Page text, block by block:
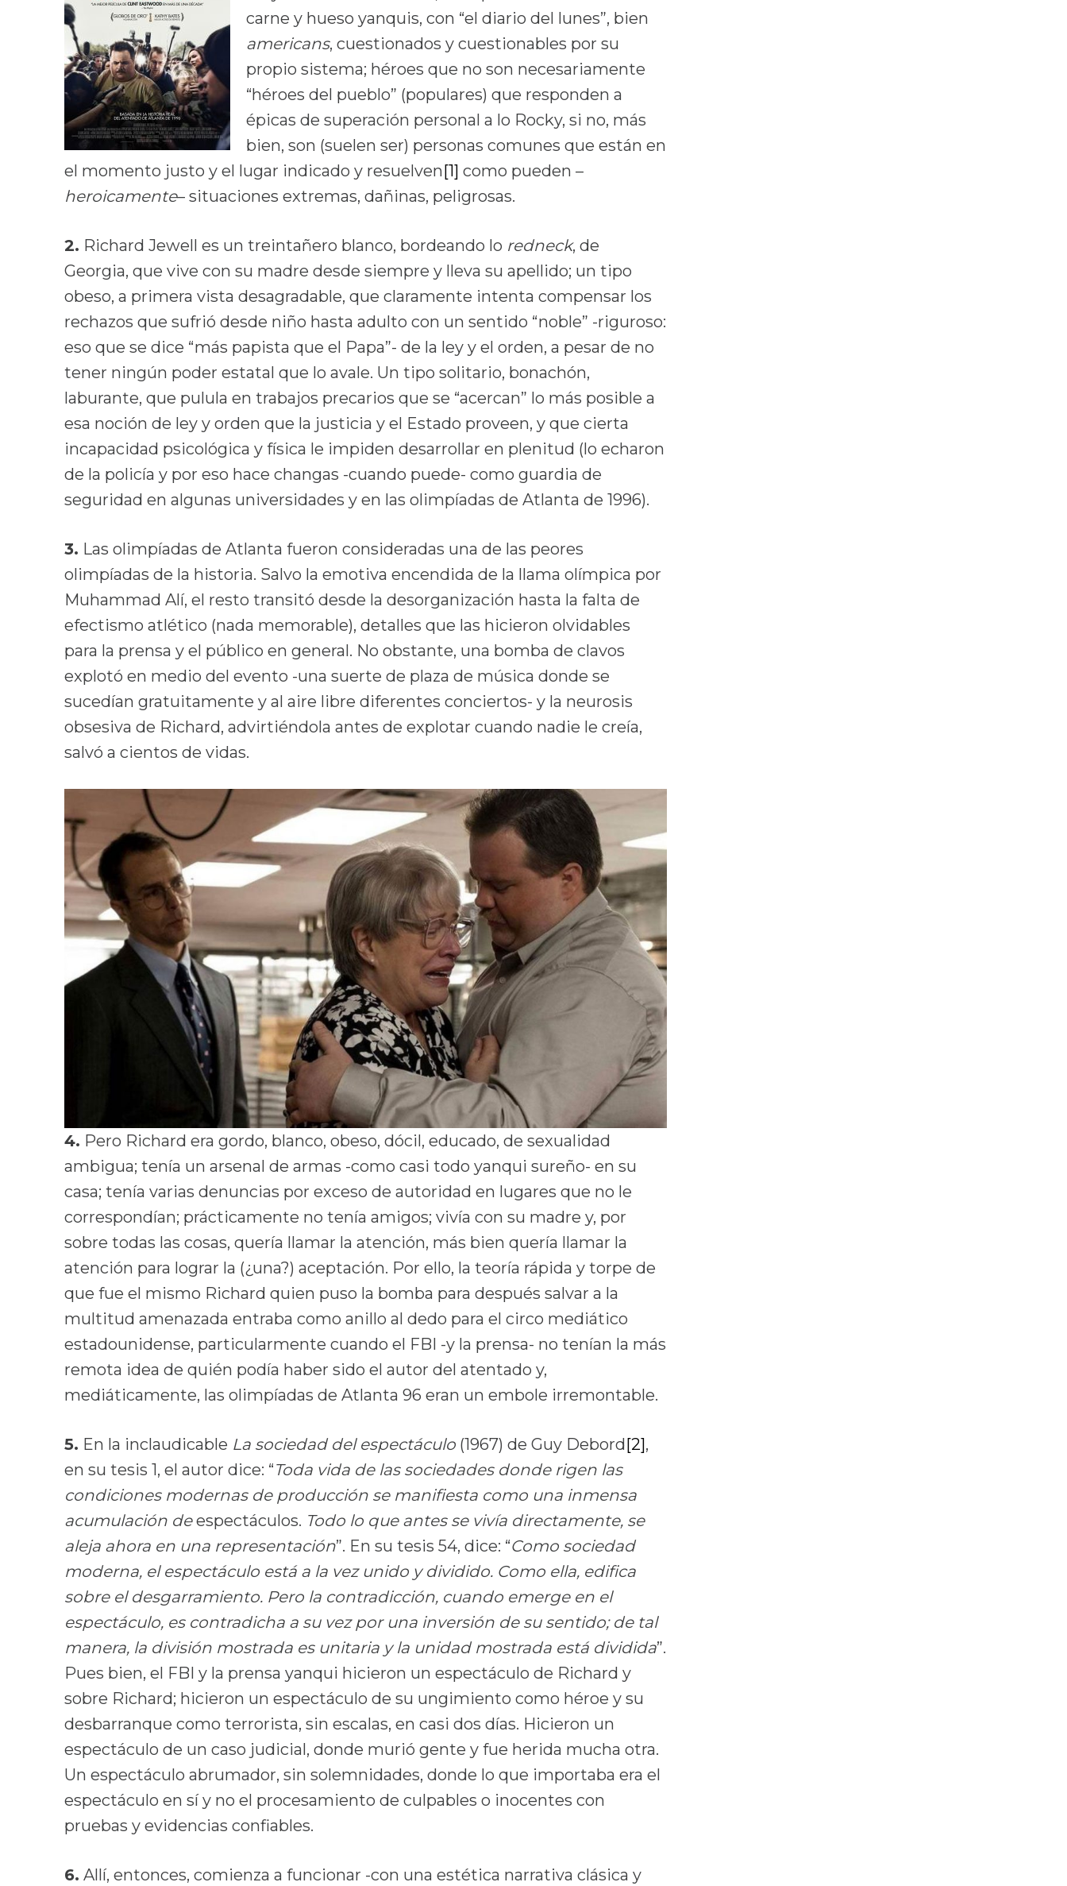
carne y hueso yanquis, con “el diario del lunes”, bien
americans, cuestionados y cuestionables por su
propio sistema; héroes que no son necesariamente
“héroes del pueblo” (populares) que responden a
épicas de superación personal a lo Rocky, si no, más
bien, son (suelen ser) personas comunes que están en
el momento justo y el lugar indicado y resuelven[1] como pueden –
heroicamente– situaciones extremas, dañinas, peligrosas.
2. Richard Jewell es un treintañero blanco, bordeando lo redneck, de
Georgia, que vive con su madre desde siempre y lleva su apellido; un tipo
obeso, a primera vista desagradable, que claramente intenta compensar los
rechazos que sufrió desde niño hasta adulto con un sentido “noble” -riguroso:
eso que se dice “más papista que el Papa”- de la ley y el orden, a pesar de no
tener ningún poder estatal que lo avale. Un tipo solitario, bonachón,
laburante, que pulula en trabajos precarios que se “acercan” lo más posible a
esa noción de ley y orden que la justicia y el Estado proveen, y que cierta
incapacidad psicológica y física le impiden desarrollar en plenitud (lo echaron
de la policía y por eso hace changas -cuando puede- como guardia de
seguridad en algunas universidades y en las olimpíadas de Atlanta de 1996).
3. Las olimpíadas de Atlanta fueron consideradas una de las peores
olimpíadas de la historia. Salvo la emotiva encendida de la llama olímpica por
Muhammad Alí, el resto transitó desde la desorganización hasta la falta de
efectismo atlético (nada memorable), detalles que las hicieron olvidables
para la prensa y el público en general. No obstante, una bomba de clavos
explotó en medio del evento -una suerte de plaza de música donde se
sucedían gratuitamente y al aire libre diferentes conciertos- y la neurosis
obsesiva de Richard, advirtiéndola antes de explotar cuando nadie le creía,
salvó a cientos de vidas.
4. Pero Richard era gordo, blanco, obeso, dócil, educado, de sexualidad
ambigua; tenía un arsenal de armas -como casi todo yanqui sureño- en su
casa; tenía varias denuncias por exceso de autoridad en lugares que no le
correspondían; prácticamente no tenía amigos; vivía con su madre y, por
sobre todas las cosas, quería llamar la atención, más bien quería llamar la
atención para lograr la (¿una?) aceptación. Por ello, la teoría rápida y torpe de
que fue el mismo Richard quien puso la bomba para después salvar a la
multitud amenazada entraba como anillo al dedo para el circo mediático
estadounidense, particularmente cuando el FBI -y la prensa- no tenían la más
remota idea de quién podía haber sido el autor del atentado y,
mediáticamente, las olimpíadas de Atlanta 96 eran un embole irremontable.
5. En la inclaudicable La sociedad del espectáculo(1967) de Guy Debord[2],
en su tesis 1, el autor dice: “Toda vida de las sociedades donde rigen las
condiciones modernas de producción se manifiesta como una inmensa
acumulación deespectáculos. Todo lo que antes se vivía directamente, se
aleja ahora en una representación”. En su tesis 54, dice: “Como sociedad
moderna, el espectáculo está a la vez unido y dividido. Como ella, edifica
sobre el desgarramiento. Pero la contradicción, cuando emerge en el
espectáculo, es contradicha a su vez por una inversión de su sentido; de tal
manera, la división mostrada es unitaria y la unidad mostrada está dividida”.
Pues bien, el FBI y la prensa yanqui hicieron un espectáculo de Richard y
sobre Richard; hicieron un espectáculo de su ungimiento como héroe y su
desbarranque como terrorista, sin escalas, en casi dos días. Hicieron un
espectáculo de un caso judicial, donde murió gente y fue herida mucha otra.
Un espectáculo abrumador, sin solemnidades, donde lo que importaba era el
espectáculo en sí y no el procesamiento de culpables o inocentes con
pruebas y evidencias confiables.
6. Allí, entonces, comienza a funcionar -con una estética narrativa clásica y